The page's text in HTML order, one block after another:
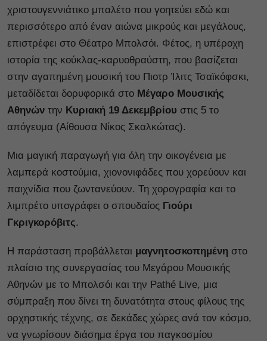
χριστουγεννιάτικο μπαλέτο που γοητεύει εδώ και
περισσότερο από έναν αιώνα μικρούς και μεγάλους,
επιστρέφει στο Θέατρο Μπολσόι. Φέτος, η υπέροχη
ιστορία της κούκλας-καρυοθραύστη, που βασίζεται
στην αγαπημένη μουσική του Πιοτρ Ίλιτς Τσαϊκόφσκι,
μεταδίδεται δορυφορικά στο Μέγαρο Μουσικής
Αθηνών την Κυριακή 19 Δεκεμβρίου στις 5 το
απόγευμα (Αίθουσα Νίκος Σκαλκώτας).
Μια μαγική παραγωγή για όλη την οικογένεια με
λαμπερά κοστούμια, χιονονιφάδες που χορεύουν και
παιχνίδια που ζωντανεύουν. Τη χορογραφία και το
λιμπρέτο υπογράφει ο σπουδαίος Γιούρι
Γκριγκορόβιτς.
Η παράσταση προβάλλεται μαγνητοσκοπημένη στο
πλαίσιο της συνεργασίας του Μεγάρου Μουσικής
Αθηνών με το Μπολσόι και την Pathé Live, μια
σύμπραξη που δίνει τη δυνατότητα στους φίλους της
ορχηστικής τέχνης, σε δεκάδες χώρες ανά τον κόσμο,
να γνωρίσουν διάσημα έργα του παγκοσμίου